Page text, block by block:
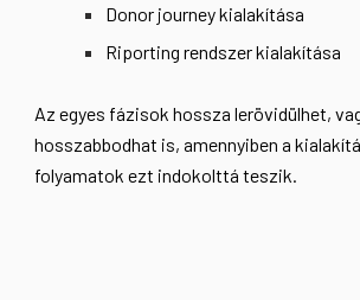
Donor journey kialakítása
Riporting rendszer kialakítása
Az egyes fázisok hossza lerövidülhet,
hosszabbodhat is, amennyiben a
folyamatok ezt indokolttá teszik.